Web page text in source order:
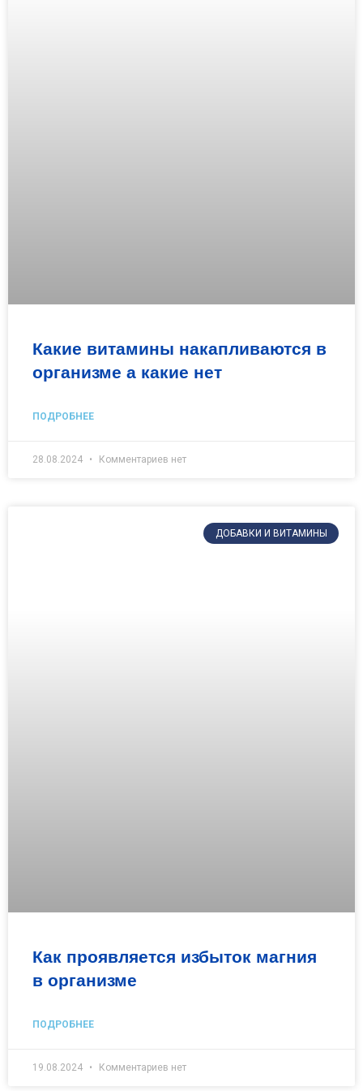
Какие витамины накапливаются в
организме а какие нет
ПОДРОБНЕЕ
28.08.2024 Комментариев нет
ДОБАВКИ И ВИТАМИНЫ
Как проявляется избыток магния
в организме
ПОДРОБНЕЕ
19.08.2024 Комментариев нет